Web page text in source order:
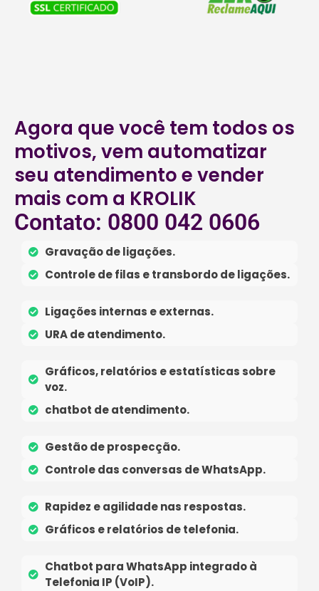
Agora que você tem todos os
motivos, vem automatizar
seu atendimento e vender
mais com a KROLIK
Contato: 0800 042 0606
Gravação de ligações.
Controle de filas e transbordo de ligações.
Ligações internas e externas.
URA de atendimento.
Gráficos, relatórios e estatísticas sobre
voz.
chatbot de atendimento.
Gestão de prospecção.
Controle das conversas de WhatsApp.
Rapidez e agilidade nas respostas.
Gráficos e relatórios de telefonia.
Chatbot para WhatsApp integrado à
Telefonia IP (VoIP).